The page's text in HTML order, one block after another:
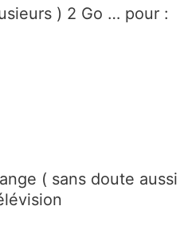
) 2 Go … pour :
( sans doute aussi